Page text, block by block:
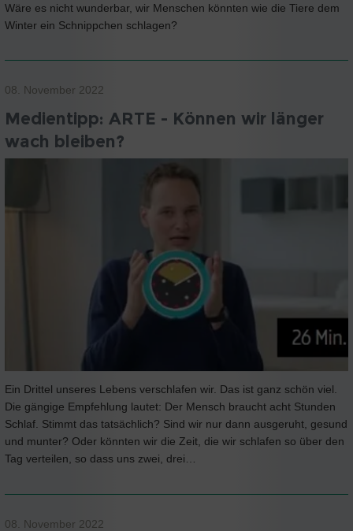
Wäre es nicht wunderbar, wir Menschen könnten wie die Tiere dem
Winter ein Schnippchen schlagen?
08. November 2022
Medientipp: ARTE - Können wir länger
wach bleiben?
Ein Drittel unseres Lebens verschlafen wir. Das ist ganz schön viel.
Die gängige Empfehlung lautet: Der Mensch braucht acht Stunden
Schlaf. Stimmt das tatsächlich? Sind wir nur dann ausgeruht, gesund
und munter? Oder könnten wir die Zeit, die wir schlafen so über den
Tag verteilen, so dass uns zwei, drei…
08. November 2022